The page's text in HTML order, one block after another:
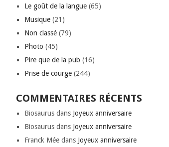
Le goût de la langue (65)
Musique (21)
Non classé (79)
Photo (45)
Pire que de la pub (16)
Prise de courge (244)
COMMENTAIRES RÉCENTS
Biosaurus dans Joyeux anniversaire
Biosaurus dans Joyeux anniversaire
Franck Mée dans Joyeux anniversaire